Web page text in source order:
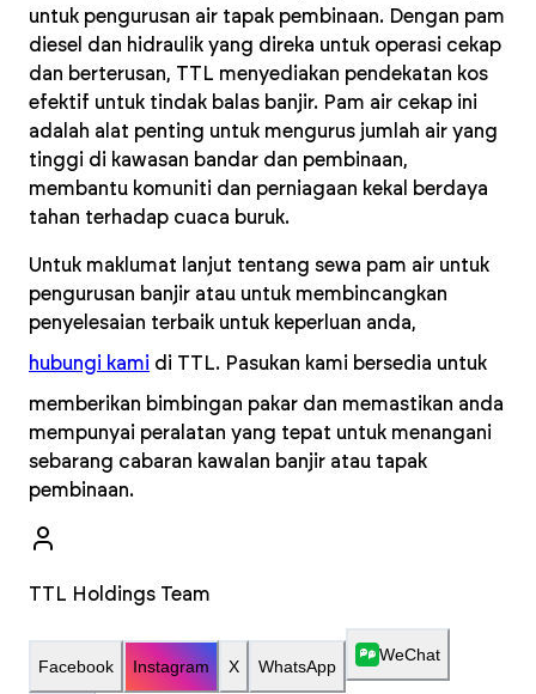
untuk pengurusan air tapak pembinaan. Dengan pam
diesel dan hidraulik yang direka untuk operasi cekap
dan berterusan, TTL menyediakan pendekatan kos
efektif untuk tindak balas banjir. Pam air cekap ini
adalah alat penting untuk mengurus jumlah air yang
tinggi di kawasan bandar dan pembinaan,
membantu komuniti dan perniagaan kekal berdaya
tahan terhadap cuaca buruk.
Untuk maklumat lanjut tentang sewa pam air untuk
pengurusan banjir atau untuk membincangkan
penyelesaian terbaik untuk keperluan anda,
hubungi kami di TTL. Pasukan kami bersedia untuk
memberikan bimbingan pakar dan memastikan anda
mempunyai peralatan yang tepat untuk menangani
sebarang cabaran kawalan banjir atau tapak
pembinaan.
TTL Holdings Team
Facebook Instagram X WhatsApp
WeChat